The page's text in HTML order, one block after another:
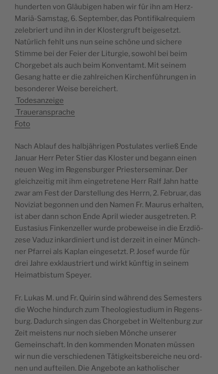
hun­der­ten von Gläu­bi­gen haben wir für ihn am Herz-
Mariä-Sam­stag, 6. Sep­tem­ber, das Pon­ti­fi­kal­re­quiem
zele­briert und ihn in der Klos­ter­gruft beigesetzt.
Natür­lich fehlt uns nun seine schöne und sichere
Stimme bei der Feier der Litur­gie, sowohl bei beim
Chor­ge­bet als auch beim Kon­ven­tamt. Mit sei­nem
Gesang hatte er die zahl­rei­chen Kir­chenfüh­run­gen in
beson­de­rer Weise bereichert.
Todesanzeige
Traueransprache
Foto
Nach Ablauf des halb­jäh­ri­gen Pos­tu­lates ver­ließ Ende
Januar Herr Peter Stier das Klos­ter und begann einen
neuen Weg im Regens­bur­ger Pries­ter­se­mi­nar. Der
glei­ch­zei­tig mit ihm ein­ge­tre­tene Herr Ralf Jahn hatte
zwar am Fest der Dars­tel­lung des Herrn, 2. Februar, das
Novi­ziat begon­nen und den Namen Fr. Mau­rus erhal­ten,
ist aber dann schon Ende April wie­der aus­ge­tre­ten. P.
Eus­ta­sius Fin­ken­zel­ler wurde pro­be­weise in die Erz­diö­
zese Vaduz inkar­di­niert und ist der­zeit in einer Münch­
ner Pfar­rei als Kaplan ein­ge­setzt. P. Josef wurde für
drei Jahre exk­laus­triert und wirkt künf­tig in sei­nem
Hei­mat­bis­tum Speyer.
Fr. Lukas M. und Fr. Qui­rin sind wäh­rend des Semes­ters
die Woche hin­durch zum Theo­lo­gies­tu­dium in Regens­
burg. Dadurch sin­gen das Chor­ge­bet in Wel­ten­burg zur
Zeit meis­tens nur noch sie­ben Mönche unse­rer
Gemein­schaft. In den kom­men­den Mona­ten müs­sen
wir nun die ver­schie­de­nen Tätig­keits­be­reiche neu ord­
nen und auf­tei­len. Die Ange­bote an katho­li­scher